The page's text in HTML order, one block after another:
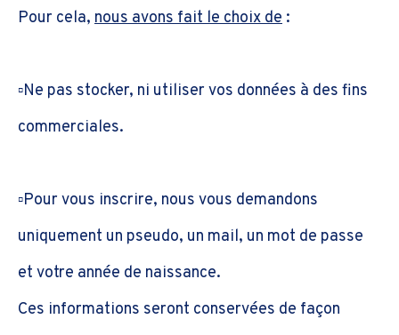
Pour cela, nous avons fait le choix de :
▫️Ne pas stocker, ni utiliser vos données à des fins
commerciales.
▫️Pour vous inscrire, nous vous demandons
uniquement un pseudo, un mail, un mot de passe
et votre année de naissance.
Ces informations seront conservées de façon